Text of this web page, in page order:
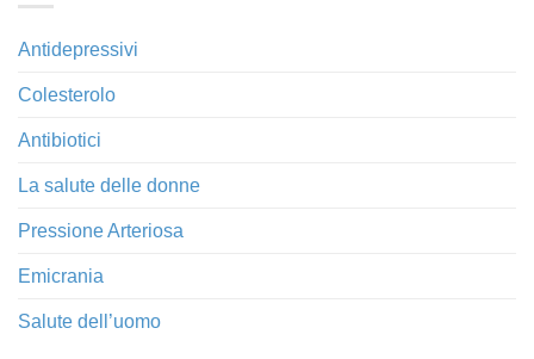
Antidepressivi
Colesterolo
Antibiotici
La salute delle donne
Pressione Arteriosa
Emicrania
Salute dell’uomo